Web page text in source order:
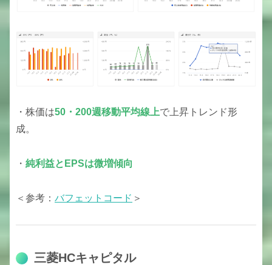
・株価は50・200週移動平均線上で上昇トレンド形
成。
・ 純利益とEPSは微増傾向
＜参考： バフェットコード ＞
三菱HCキャピタル